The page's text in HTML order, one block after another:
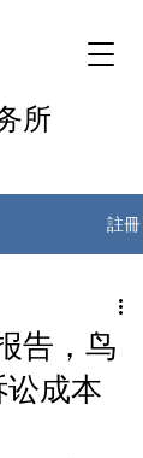
所
註冊
告，鸟
成本
）。